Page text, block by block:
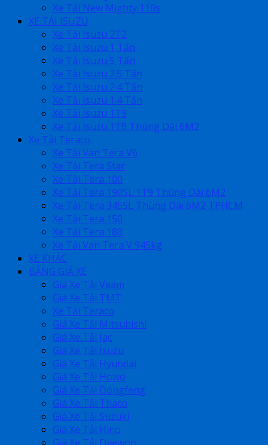
Xe Tải New Mighty 110s
XE TẢI ISUZU
Xe Tải Isuzu 2T2
Xe Tải Isuzu 1 Tấn
Xe Tải Isuzu 5 Tấn
Xe Tải Isuzu 2.5 Tấn
Xe Tải Isuzu 2.4 Tấn
Xe Tải Isuzu 1.4 Tấn
Xe Tải Isuzu 1T9
Xe Tải Isuzu 1T9 Thùng Dài 6M2
Xe Tải Teraco
Xe Tải Van Tera V6
Xe Tải Tera Star
Xe Tải Tera 100
Xe Tải Tera 190SL 1T9 Thùng Dài 6M2
Xe Tải Tera 345SL Thùng Dài 6M2 TPHCM
Xe Tải Tera 150
Xe Tải Tera 180
Xe Tải Van Tera V 945kg
XE KHÁC
BẢNG GIÁ XE
Giá Xe Tải Veam
Giá Xe Tải TMT
Xe Tải Teraco
Giá Xe Tải Mitsubishi
Giá Xe Tải Jac
Giá Xe Tải Isuzu
Giá Xe Tải Hyundai
Giá Xe Tải Howo
Giá Xe Tải Dongfeng
Giá Xe Tải Thaco
Giá Xe Tải Suzuki
Giá Xe Tải Hino